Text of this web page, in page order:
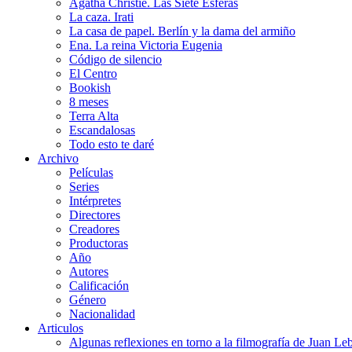
Agatha Christie. Las Siete Esferas
La caza. Irati
La casa de papel. Berlín y la dama del armiño
Ena. La reina Victoria Eugenia
Código de silencio
El Centro
Bookish
8 meses
Terra Alta
Escandalosas
Todo esto te daré
Archivo
Películas
Series
Intérpretes
Directores
Creadores
Productoras
Año
Autores
Calificación
Género
Nacionalidad
Articulos
Algunas reflexiones en torno a la filmografía de Juan